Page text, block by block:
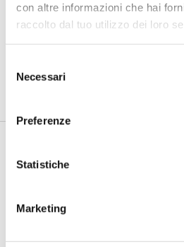
con altre informazioni che hai
raccolto dal tuo utilizzo dei loro
delNecessari
Preferenze
Statistiche
Marketing
BANCHE E SICUREZZA 2019
Una polizza contro
di Flavio Padovan e Maddalena
CSO Assicurazioni Generali e